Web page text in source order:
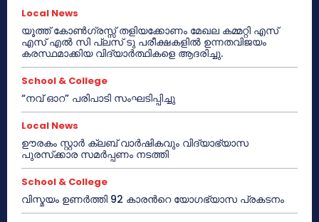
Local News
യൂത്ത് കോൺഗ്രസ്സ് തളിയക്കോണം മേഖല കമ്മറ്റി എസ്
എസ് എൽ സി പ്ലസ് ടു പരീക്ഷകളിൽ ഉന്നതവിജയം
കരസ്ഥമാക്കിയ വിദ്യാർത്ഥികളെ ആദരിച്ചു.
School & College
“നവ് ഓറ” പരിപാടി സംഘടിപ്പിച്ചു
Local News
ഊരകം സ്റ്റാർ ക്ലബ് വാർഷികവും വിദ്യാഭ്യാസ
പുരസ്‌ക്കാര സമർപ്പണം നടത്തി
School & College
വിസ്മയം ഉണർത്തി 92 കാരൻറെ യോഗഭ്യാസ പ്രകടനം